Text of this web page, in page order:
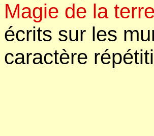
Magie de la
écrits sur les
caractère